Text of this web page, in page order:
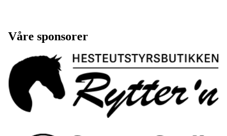
Våre sponsorer